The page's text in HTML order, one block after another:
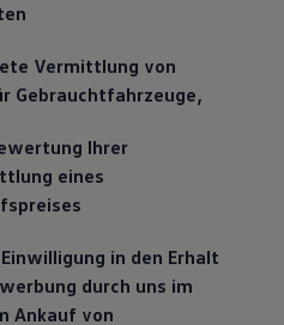
Vermittlung von
Gebrauchtfahrzeuge,
Ihrer
eines
in den Erhalt
durch uns im
Ankauf von